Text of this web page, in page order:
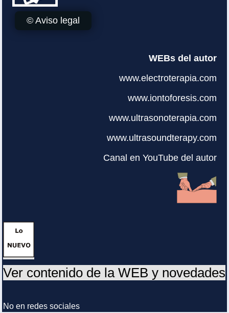
© Aviso legal
WEBs del autor
www.electroterapia.com
www.iontoforesis.com
www.ultrasonoterapia.com
www.ultrasoundterapy.com
Canal en YouTube del autor
Ver contenido de la WEB y novedades
No en redes sociales